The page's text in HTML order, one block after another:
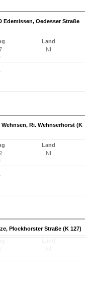
Edemissen, Oedesser Straße
Land
NI
Ri. Wehnserhorst (K
Land
NI
Plockhorster Straße (K 127)